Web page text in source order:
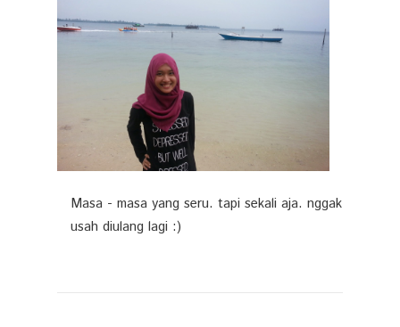
Masa - masa yang seru. tapi sekali aja. nggak
usah diulang lagi :)